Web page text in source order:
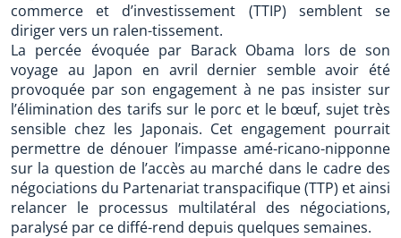
commerce et d’investissement (TTIP) semblent se
diriger vers un ralen-tissement.
La percée évoquée par Barack Obama lors de son
voyage au Japon en avril dernier semble avoir été
provoquée par son engagement à ne pas insister sur
l’élimination des tarifs sur le porc et le bœuf, sujet très
sensible chez les Japonais. Cet engagement pourrait
permettre de dénouer l’impasse amé-ricano-nipponne
sur la question de l’accès au marché dans le cadre des
négociations du Partenariat transpacifique (TTP) et ainsi
relancer le processus multilatéral des négociations,
paralysé par ce diffé-rend depuis quelques semaines.